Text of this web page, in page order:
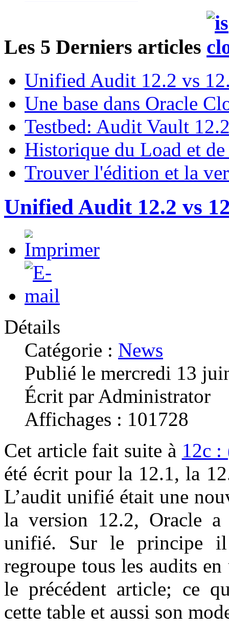
Les 5 Derniers articles
Unified Audit 12.2 vs
Une base dans Oracle
Testbed: Audit Vault
Historique du Load et
Trouver l'édition et la
Unified Audit 12.2 vs
Détails
Catégorie : News
Publié le mercredi 13
Écrit par Administrator
Affichages : 101728
Cet article fait suite à 12c
été écrit pour la 12.1, la
L’audit unifié était une
la version 12.2, Oracle a
unifié. Sur le principe il
regroupe tous les audits
le précédent article; ce
cette table et aussi son